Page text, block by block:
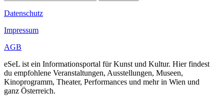
Datenschutz
Impressum
AGB
eSeL ist ein Informationsportal für Kunst und Kultur. Hier findest
du empfohlene Veranstaltungen, Ausstellungen, Museen,
Kinoprogramm, Theater, Performances und mehr in Wien und
ganz Österreich.